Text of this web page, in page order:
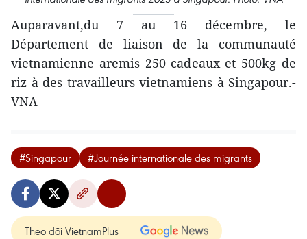
Auparavant,du 7 au 16 décembre, le
Département de liaison de la communauté
vietnamienne aremis 250 cadeaux et 500kg de
riz à des travailleurs vietnamiens à Singapour.-
VNA
#Singapour #Journée internationale des migrants
Theo dõi VietnamPlus